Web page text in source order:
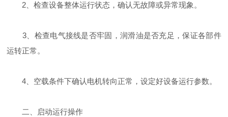
2、检查设备整体运行状态，确认无故障或异常现象。
3、检查电气接线是否牢固，润滑油是否充足，保证各部件
运转正常。
4、空载条件下确认电机转向正常，设定好设备运行参数。
二、启动运行操作